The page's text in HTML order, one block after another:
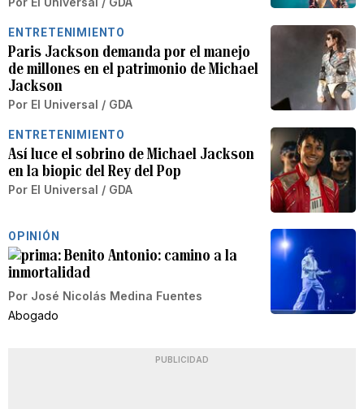
ENTRETENIMIENTO
Paris Jackson demanda por el manejo
de millones en el patrimonio de Michael
Jackson
Por El Universal / GDA
ENTRETENIMIENTO
Así luce el sobrino de Michael Jackson
en la biopic del Rey del Pop
Por El Universal / GDA
OPINIÓN
Benito Antonio: camino a la
inmortalidad
Por José Nicolás Medina Fuentes
Abogado
PUBLICIDAD